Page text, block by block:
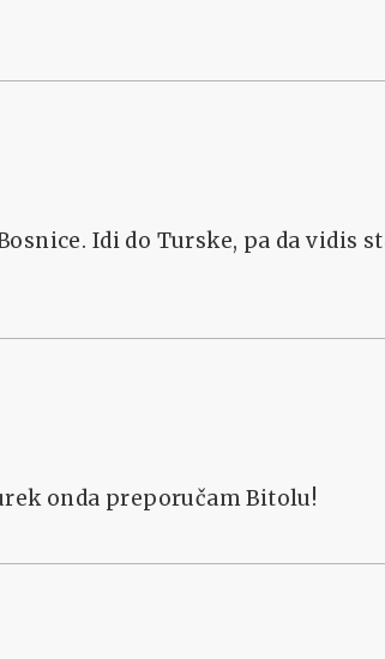
Idi do Turske, pa da vidis
onda preporučam Bitolu!